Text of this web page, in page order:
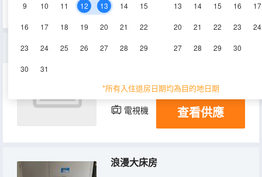
9 10 11 12 13 14 15
16 17 18 19 20 21 22
23 24 25 26 27 28 29
30 31
13 14 15 16 17
20 21 22 23 24
27 28 29 30
*所有入住退房日期均為目的地日期
商務大床房
12㎡ 1層 空調
電視機 查看供應
浪漫大床房